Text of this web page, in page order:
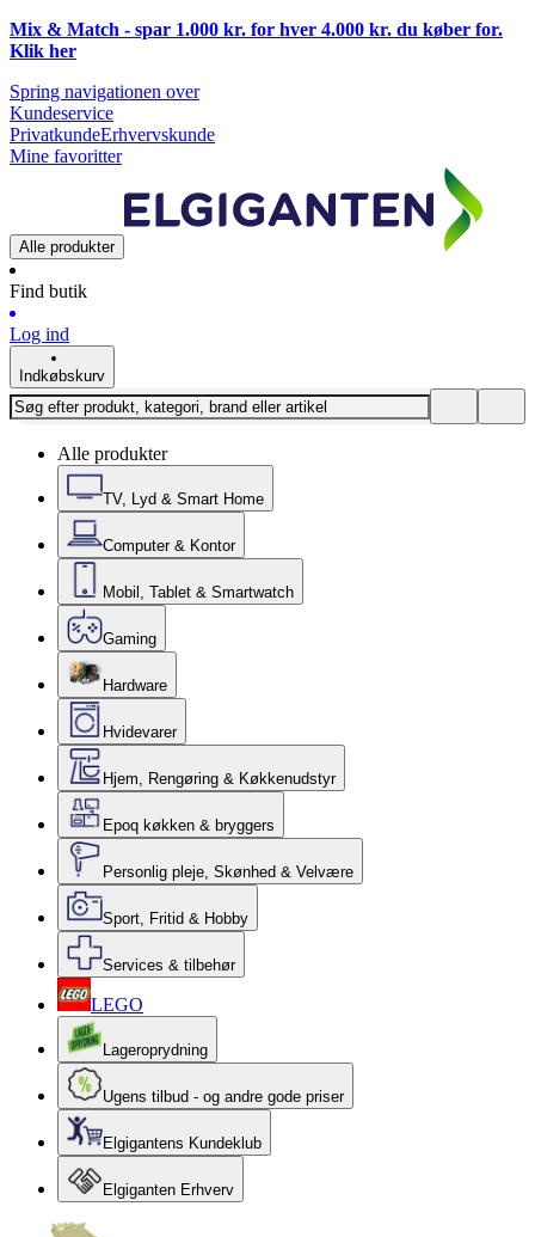
Mix & Match - spar 1.000 kr. for hver 4.000 kr. du køber for.
Klik her
Spring navigationen over
Kundeservice
PrivatkundeErhvervskunde
Mine favoritter
Alle produkter
Find butik
Log ind
Indkøbskurv
Alle produkter
TV, Lyd & Smart Home
Computer & Kontor
Mobil, Tablet & Smartwatch
Gaming
Hardware
Hvidevarer
Hjem, Rengøring & Køkkenudstyr
Epoq køkken & bryggers
Personlig pleje, Skønhed & Velvære
Sport, Fritid & Hobby
Services & tilbehør
LEGO
Lageroprydning
Ugens tilbud - og andre gode priser
Elgigantens Kundeklub
Elgiganten Erhverv